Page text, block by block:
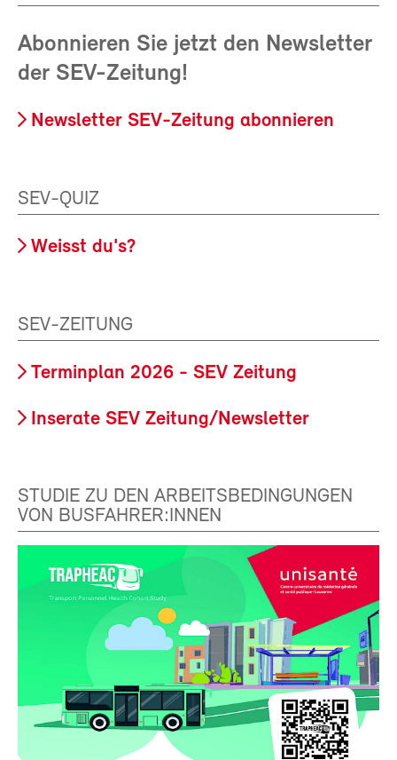
Abonnieren Sie jetzt den Newsletter
der SEV-Zeitung!
Newsletter SEV-Zeitung abonnieren
SEV-QUIZ
Weisst du's?
SEV-ZEITUNG
Terminplan 2026 - SEV Zeitung
Inserate SEV Zeitung/Newsletter
STUDIE ZU DEN ARBEITSBEDINGUNGEN
VON BUSFAHRER:INNEN